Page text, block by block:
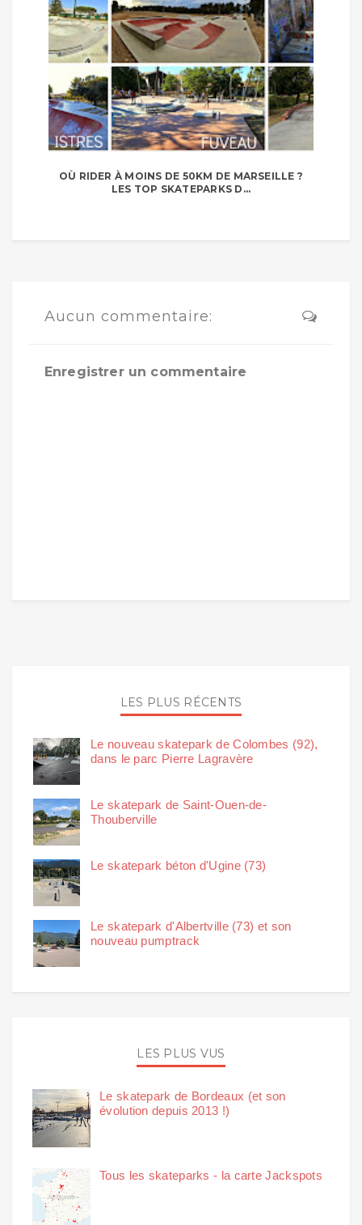
OÙ RIDER À MOINS DE 50KM DE MARSEILLE ?
LES TOP SKATEPARKS D...
Aucun commentaire:
Enregistrer un commentaire
LES PLUS RÉCENTS
Le nouveau skatepark de Colombes (92),
dans le parc Pierre Lagravère
Le skatepark de Saint-Ouen-de-
Thouberville
Le skatepark béton d'Ugine (73)
Le skatepark d'Albertville (73) et son
nouveau pumptrack
LES PLUS VUS
Le skatepark de Bordeaux (et son
évolution depuis 2013 !)
Tous les skateparks - la carte Jackspots